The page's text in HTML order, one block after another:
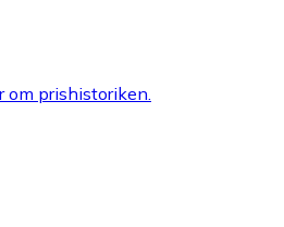
om prishistoriken.